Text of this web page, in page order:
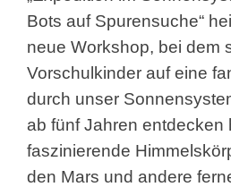
Bots auf Spurensuche“
neue Workshop, bei dem
Vorschulkinder auf eine
durch unser
ab fünf Jahren entdecken
faszinierende
den Mars und andere